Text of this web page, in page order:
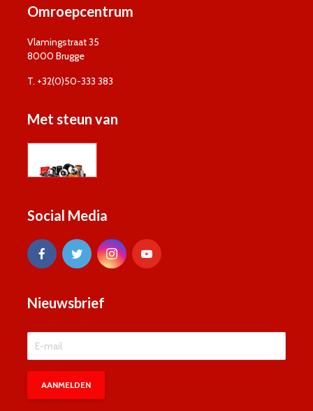
Omroepcentrum
Vlamingstraat 35
8000 Brugge
T. +32(0)50-333 383
Met steun van
Social Media
Nieuwsbrief